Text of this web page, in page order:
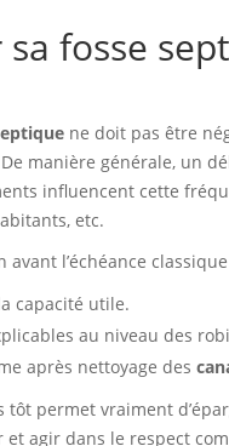
fosse
ne doit pas être
manière générale, un
influencent cette
etc.
l’échéance
capacité utile.
au niveau des
après nettoyage des
permet vraiment
agir dans le respect